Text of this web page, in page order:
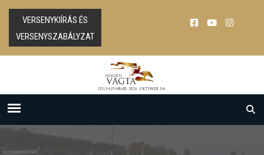
VERSENYKIÍRÁS ÉS
VERSENYSZABÁLYZAT